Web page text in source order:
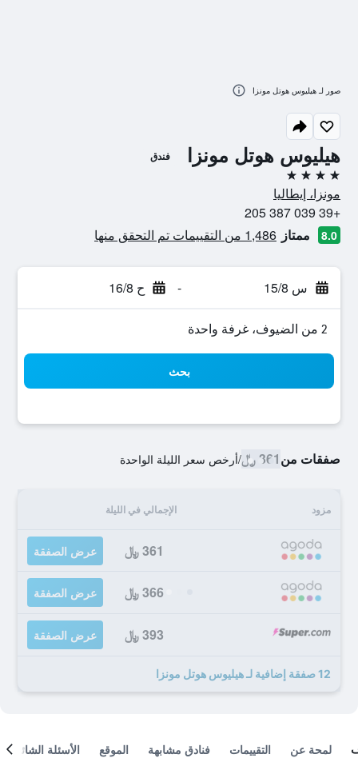
هيليوس هوتل مونزا فندق
4 نجوم
مونزا، إيطاليا
+39 039 387 205
8.0 ممتاز 1,486 من التقييمات تم التحقق منها
س 15/8 - ح 16/8
2 من الضيوف، غرفة واحدة
بحث
صفقات من361 ﷼ /أرخص سعر الليلة الواحدة
مزود الإجمالي في الليلة
361 ﷼ عرض الصفقة
366 ﷼ عرض الصفقة
393 ﷼ عرض الصفقة
12 صفقة إضافية لـ هيليوس هوتل مونزا
صور لـ هيليوس هوتل مونزا
لمحة عن التقييمات فنادق مشابهة الموقع الأسئلة الشائعة